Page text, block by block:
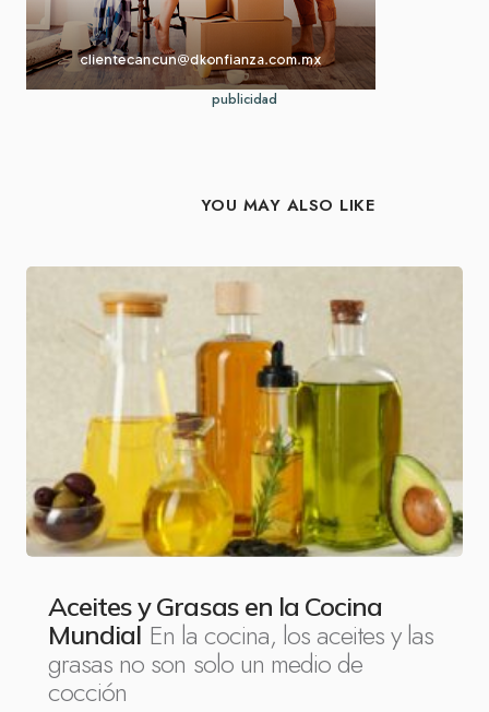
publicidad
YOU MAY ALSO LIKE
Aceites y Grasas en la Cocina
Mundial En la cocina, los aceites y las
grasas no son solo un medio de
cocción